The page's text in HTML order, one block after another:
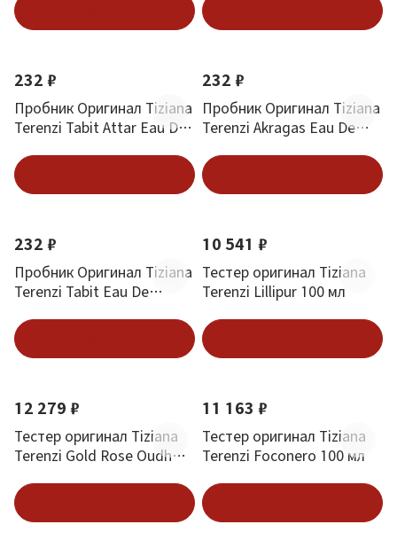
232 ₽
Пробник Оригинал Tiziana
Terenzi Tabit Attar Eau De
232 ₽
Пробник Оригинал Tiziana
Terenzi Akragas Eau De
232 ₽
Пробник Оригинал Tiziana
Terenzi Tabit Eau De
10 541 ₽
Тестер оригинал Tiziana
Terenzi Lillipur 100 мл
12 279 ₽
Тестер оригинал Tiziana
Terenzi Gold Rose Oudh
11 163 ₽
Тестер оригинал Tiziana
Terenzi Foconero 100 мл